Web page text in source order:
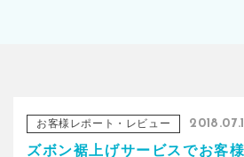
お客様レポート・レビュー
ズボン裾上げサービスでお客